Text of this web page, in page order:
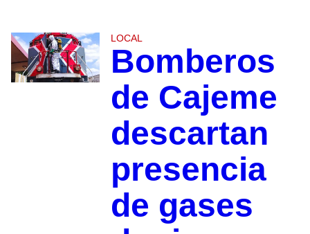
LOCAL
Bomberos
de Cajeme
descartan
presencia
de gases